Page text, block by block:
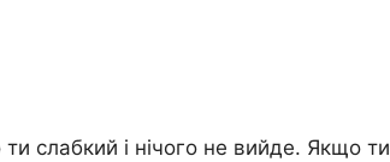
слабкий і нічого не вийде. Якщо ти